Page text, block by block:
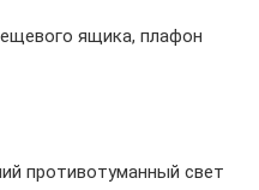
ящика, плафон
противотуманный свет